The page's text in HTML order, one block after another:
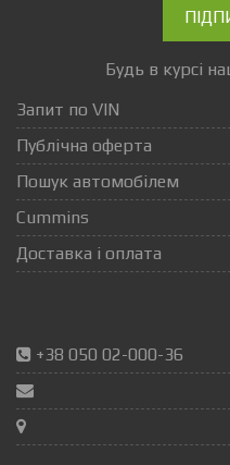
Будь в курсі
Запит по VIN
Публічна оферта
Пошук автомобілем
Cummins
Доставка і оплата
+38 050 02-000-36